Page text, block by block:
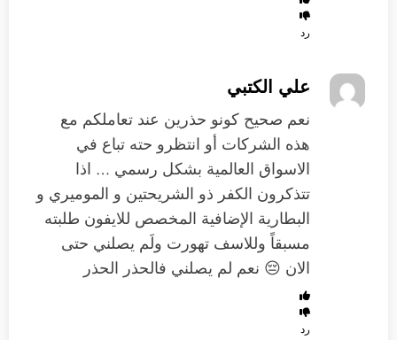
رد
علي الكتبي
نعم صحيح كونو حذرين عند تعاملكم مع
هذه الشركات أو انتظرو حته تباع في
الاسواق العالمية بشكل رسمي … اذا
تتذكرون الكفر ذو الشريحتين و الموميري و
البطارية الإضافية المخصص للايفون طلبته
مسبقاً وللاسف تهورت ولَم يصلني حتى
الان 😔 نعم لم يصلني فالحذر الحذر
رد